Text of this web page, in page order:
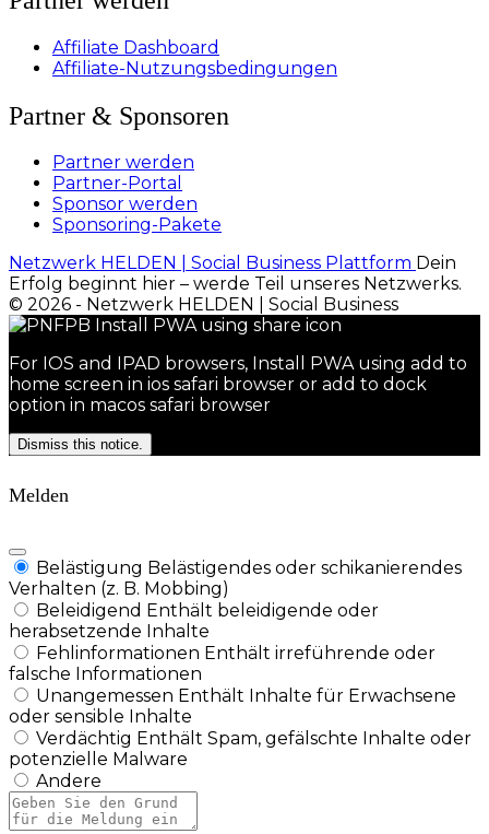
Affiliate Dashboard
Affiliate-Nutzungsbedingungen
Partner & Sponsoren
Partner werden
Partner-Portal
Sponsor werden
Sponsoring-Pakete
Netzwerk HELDEN | Social Business Plattform Dein
Erfolg beginnt hier – werde Teil unseres Netzwerks.
© 2026 - Netzwerk HELDEN | Social Business
For IOS and IPAD browsers, Install PWA using add to
home screen in ios safari browser or add to dock
option in macos safari browser
Dismiss this notice.
Melden
Belästigung Belästigendes oder schikanierendes
Verhalten (z. B. Mobbing)
Beleidigend Enthält beleidigende oder
herabsetzende Inhalte
Fehlinformationen Enthält irreführende oder
falsche Informationen
Unangemessen Enthält Inhalte für Erwachsene
oder sensible Inhalte
Verdächtig Enthält Spam, gefälschte Inhalte oder
potenzielle Malware
Andere
Berichtsnotiz